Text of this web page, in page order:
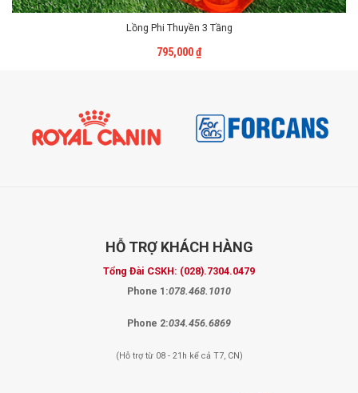
Lồng Phi Thuyền 3 Tầng
795,000₫
Liên Hệ
HỖ TRỢ KHÁCH HÀNG
Tổng Đài CSKH: (028).7304.0479
Phone 1:078.468.1010
Phone 2:034.456.6869
(Hỗ trợ từ 08 - 21h kể cả T7, CN)